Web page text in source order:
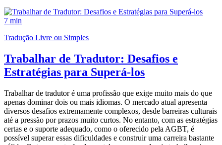
7 min
Tradução Livre ou Simples
Trabalhar de Tradutor: Desafios e
Estratégias para Superá-los
Trabalhar de tradutor é uma profissão que exige muito mais do que
apenas dominar dois ou mais idiomas. O mercado atual apresenta
diversos desafios extremamente complexos, desde barreiras culturais
até a pressão por prazos muito curtos. No entanto, com as estratégias
certas e o suporte adequado, como o oferecido pela AGBT, é
possível superar essas dificuldades e construir uma carreira bastante